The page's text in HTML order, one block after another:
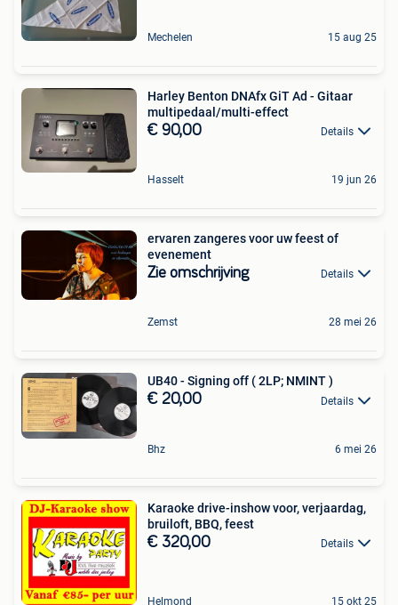
Mechelen 15 aug 25
Harley Benton DNAfx GiT Ad - Gitaar
multipedaal/multi-effect
€ 90,00 Details
Hasselt 19 jun 26
ervaren zangeres voor uw feest of
evenement
Zie omschrijving Details
Zemst 28 mei 26
UB40 - Signing off ( 2LP; NMINT )
€ 20,00 Details
Bhz 6 mei 26
Karaoke drive-inshow voor, verjaardag,
bruiloft, BBQ, feest
€ 320,00 Details
Helmond 15 okt 25